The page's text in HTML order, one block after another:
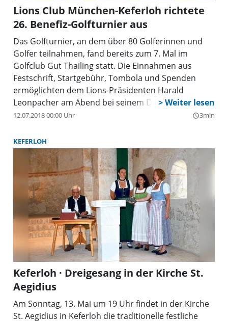
Lions Club München-Keferloh richtete
26. Benefiz-Golfturnier aus
Das Golfturnier, an dem über 80 Golferinnen und
Golfer teilnahmen, fand bereits zum 7. Mal im
Golfclub Gut Thailing statt. Die Einnahmen aus
Festschrift, Startgebühr, Tombola und Spenden
ermöglichten dem Lions-Präsidenten Harald
Leonpacher am Abend bei seinem Dank an alle
Teilnehmer und Sponsoren einen Benefizerlös von
12.07.2018 00:00 Uhr query_builder3min
KEFERLOH
Keferloh · Dreigesang in der Kirche St.
Aegidius
Am Sonntag, 13. Mai um 19 Uhr findet in der Kirche
St. Aegidius in Keferloh die traditionelle festliche